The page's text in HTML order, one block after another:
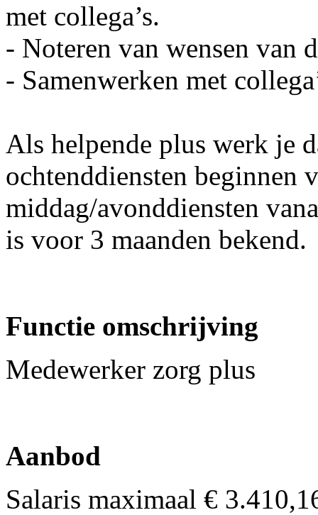
met collega’s.
- Noteren van wensen van
- Samenwerken met
Als helpende plus werk je
ochtenddiensten beginnen
middag/avonddiensten
is voor 3 maanden bekend.
Functie omschrijving
Medewerker zorg plus
Aanbod
Salaris maximaal €